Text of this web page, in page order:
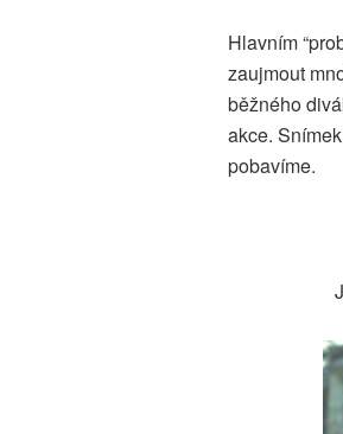
Hlavním
zaujmout
běžného
akce.
pobavíme.